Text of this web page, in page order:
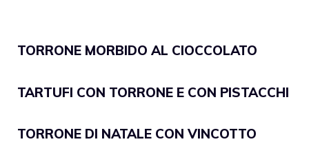
TORRONE MORBIDO AL CIOCCOLATO
TARTUFI CON TORRONE E CON PISTACCHI
TORRONE DI NATALE CON VINCOTTO